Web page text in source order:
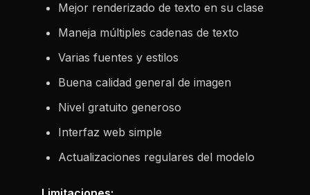
Mejor renderizado de texto en su clase
Maneja múltiples cadenas de texto
Varias fuentes y estilos
Buena calidad general de imagen
Nivel gratuito generoso
Interfaz web simple
Actualizaciones regulares del modelo